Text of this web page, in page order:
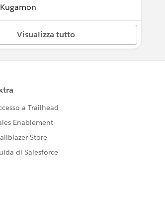
Kugamon
Visualizza tutto